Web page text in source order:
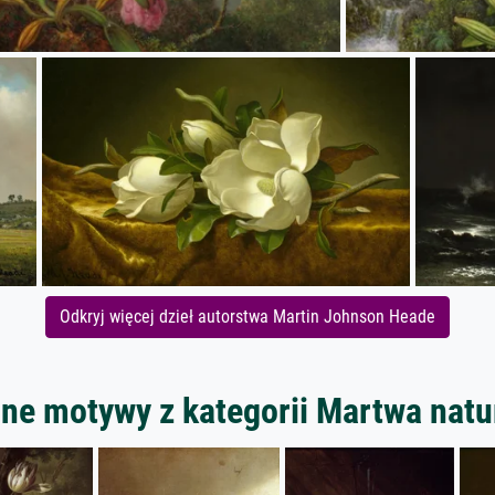
Odkryj więcej dzieł autorstwa Martin Johnson Heade
motywy z kategorii Martwa